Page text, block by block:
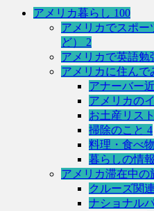
アメリカ暮らし 100
アメリカでスポー
ど） 2
アメリカで英語勉
アメリカに住んで
アナーバー
アメリカの
お土産リスト
掃除のこと 4
料理・食べ
暮らしの情報
アメリカ滞在中の
クルーズ関連
ナショナル